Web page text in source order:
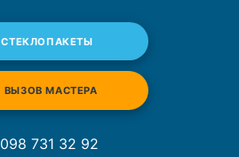
СТЕКЛОПАКЕТЫ
ВЫЗОВ МАСТЕРА
098 731 32 92